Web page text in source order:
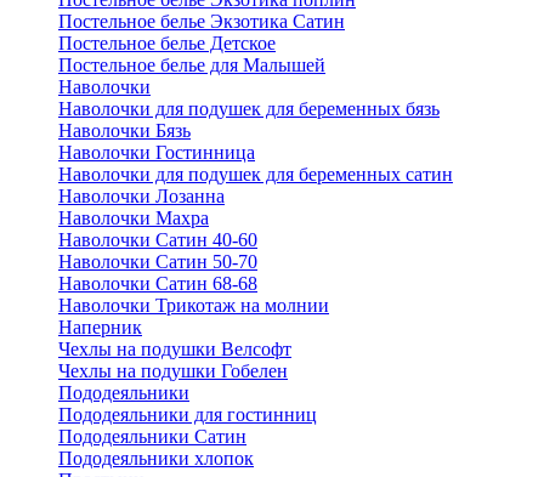
Постельное белье Экзотика Сатин
Постельное белье Детское
Постельное белье для Малышей
Наволочки
Наволочки для подушек для беременных бязь
Наволочки Бязь
Наволочки Гостинница
Наволочки для подушек для беременных сатин
Наволочки Лозанна
Наволочки Махра
Наволочки Сатин 40-60
Наволочки Сатин 50-70
Наволочки Сатин 68-68
Наволочки Трикотаж на молнии
Наперник
Чехлы на подушки Велсофт
Чехлы на подушки Гобелен
Пододеяльники
Пододеяльники для гостинниц
Пододеяльники Сатин
Пододеяльники хлопок